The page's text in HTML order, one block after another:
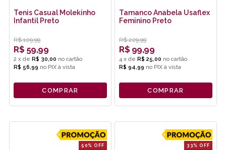
Tenis Casual Molekinho
Infantil Preto
R$ 109,99
R$ 59,99
2 x de R$ 30,00
R$ 56,99 no PIX
COMPRAR
Tamanco Anabela Usaflex
Feminino Preto
R$ 229,99
R$ 99,99
4 x de R$ 25,00
R$ 94,99 no PIX
COMPRAR
50% OFF 33% OFF